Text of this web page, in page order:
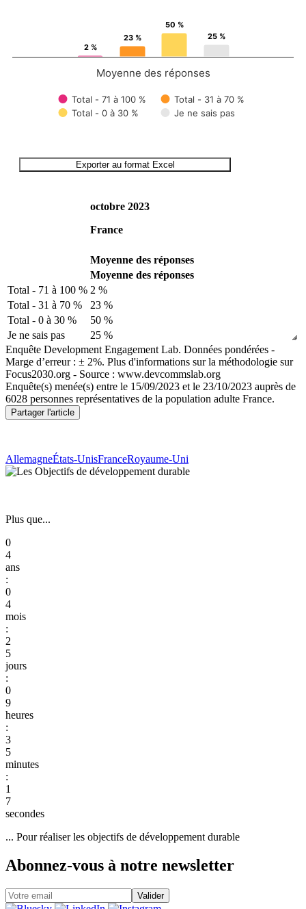
2 %
23 %
50 %
25 %
Total - 71 à 100 %
Total - 31 à 70 %
Total - 0 à 30 %
Je ne sais pas
Moyenne des réponses
End of interactive chart.Exporter au format Excel
octobre 2023
France
Moyenne des réponses
Moyenne des réponses
Total - 71 à 100 % 2 %
Total - 31 à 70 %
23 %
Total - 0 à 30 %
50 %
Je ne sais pas
25 %
Enquête Development Engagement Lab. Données pondérées -
Marge d’erreur : ± 2%. Plus d'informations sur la méthodologie sur
Focus2030.org - Source : www.devcommslab.org
Enquête(s) menée(s) entre le 15/09/2023 et le 23/10/2023 auprès de
6028 personnes représentatives de la population adulte France.
Partager l'article
AllemagneÉtats-UnisFranceRoyaume-Uni
Plus que...
0
4
:
0
4
:
2
5
:
0
9
:
3
5
:
1
7
6